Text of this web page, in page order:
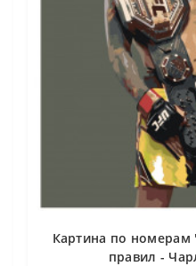
Картина по номерам
правил -